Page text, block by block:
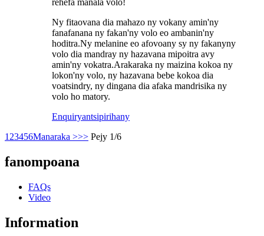
rehefa manala volo!
Ny fitaovana dia mahazo ny vokany amin'ny
fanafanana ny fakan'ny volo eo ambanin'ny
hoditra.Ny melanine eo afovoany sy ny fakanyny
volo dia mandray ny hazavana mipoitra avy
amin'ny vokatra.Arakaraka ny maizina kokoa ny
lokon'ny volo, ny hazavana bebe kokoa dia
voatsindry, ny dingana dia afaka mandrisika ny
volo ho matory.
Enquiryantsipirihany
1 23456Manaraka >>> Pejy 1/6
fanompoana
FAQs
Video
Information